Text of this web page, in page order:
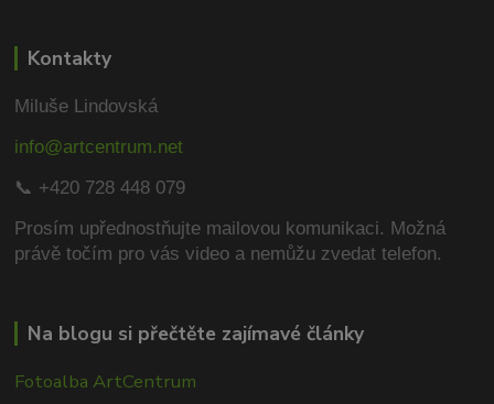
Kontakty
Miluše Lindovská
info@artcentrum.net
📞 +420 728 448 079
Prosím upřednostňujte mailovou komunikaci. Možná
právě točím pro vás video a nemůžu zvedat telefon.
Na blogu si přečtěte zajímavé články
Fotoalba ArtCentrum